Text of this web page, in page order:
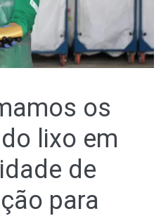
os
lixo em
de
para